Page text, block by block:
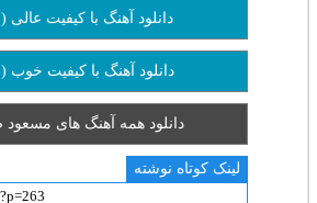
دانلود آهنگ با کیفیت عالی (۳۲۰)
دانلود آهنگ با کیفیت خوب (۱۲۸)
دانلود همه آهنگ های مسعود
لینک کوتاه نوشته